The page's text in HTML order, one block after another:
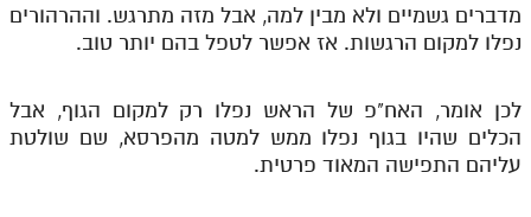
מדברים גשמיים ולא מבין למה, אבל מזה מתרגש. וההרהורים
נפלו למקום הרגשות. אז אפשר לטפל בהם יותר טוב.
לכן אומר, האח"פ של הראש נפלו רק למקום הגוף, אבל
הכלים שהיו בגוף נפלו ממש למטה מהפרסא, שם שולטת
עליהם התפישה המאוד פרטית.